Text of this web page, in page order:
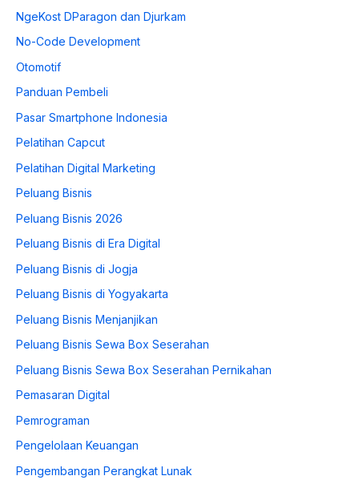
NgeKost DParagon dan Djurkam
No-Code Development
Otomotif
Panduan Pembeli
Pasar Smartphone Indonesia
Pelatihan Capcut
Pelatihan Digital Marketing
Peluang Bisnis
Peluang Bisnis 2026
Peluang Bisnis di Era Digital
Peluang Bisnis di Jogja
Peluang Bisnis di Yogyakarta
Peluang Bisnis Menjanjikan
Peluang Bisnis Sewa Box Seserahan
Peluang Bisnis Sewa Box Seserahan Pernikahan
Pemasaran Digital
Pemrograman
Pengelolaan Keuangan
Pengembangan Perangkat Lunak